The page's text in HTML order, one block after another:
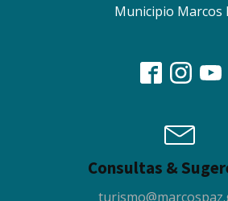
Municipio Marcos
Consultas &